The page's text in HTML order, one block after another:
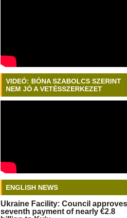
VIDEÓ: BÓNA SZABOLCS SZERINT
NEM JÓ A VETÉSSZERKEZET
ENGLISH NEWS
Ukraine Facility: Council approves
seventh payment of nearly €2.8